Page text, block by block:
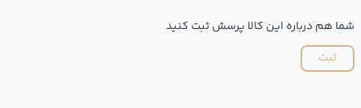
شما هم درباره این کالا پرسش ثبت کنید
ثبت